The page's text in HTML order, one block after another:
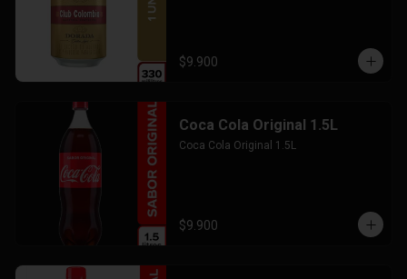
$9.900
Coca Cola Original 1.5L
Coca Cola Original 1.5L
$9.900